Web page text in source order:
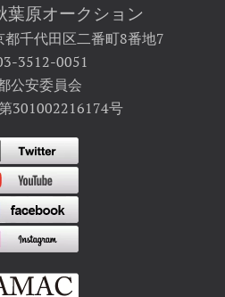
原オークション
千代田区二番町8番地7
3512-0051
公安委員会
301002216174号